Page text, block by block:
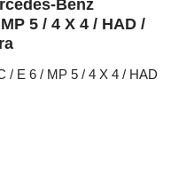
Benz
5 / 4 X 4 / HAD /
/ E 6 / MP 5 / 4 X 4 / HAD